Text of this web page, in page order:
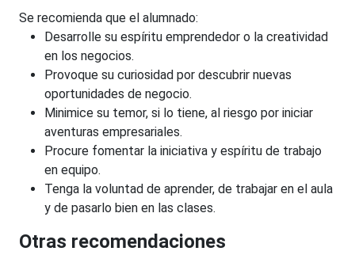
Se recomienda que el alumnado:
Desarrolle su espíritu emprendedor o la creatividad
en los negocios.
Provoque su curiosidad por descubrir nuevas
oportunidades de negocio.
Minimice su temor, si lo tiene, al riesgo por iniciar
aventuras empresariales.
Procure fomentar la iniciativa y espíritu de trabajo
en equipo.
Tenga la voluntad de aprender, de trabajar en el aula
y de pasarlo bien en las clases.
Otras recomendaciones